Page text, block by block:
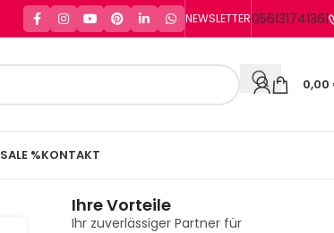
NEWSLETTER056131741361
0,00
SALE %KONTAKT
Ihre Vorteile
Ihr zuverlässiger Partner für